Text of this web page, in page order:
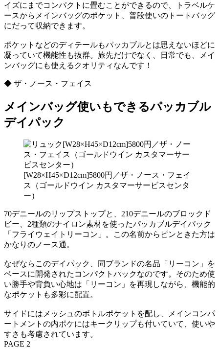
イズにまでコンパクトに畳むことができるので、トラベルケ
ースからメインバッグのポケット、普段使いのトートバッグ
にだって収納できます。
ポケットなどのディテールもパッカブルとは思えないほどに
凝っていて機能性も抜群。旅先だけでなく、日常でも、メイ
ンバッグにも使えるクオリティなんです！
◆ ザ・ノース・フェイス
メインバッグ使いもできるパッカブル
デイパック
[W28×H45×D12cm]5800円／ザ・ノース・フェイ
ス（ゴールドウイン カスタマーサービスセンタ
ー）
70デニールのリップストップと、210デニールのブロックド
ビー、2種類のナイロン素材を使ったパッカブルデイパック
「フライウェイトリーコン」。この名前からピンときた方は
かなりのノース通。
なぜならこのデイパック、同ブランドの名品「リーコン」を
ベースに開発されたコンパクトパックなのです。そのため使
い勝手や背負い心地は「リーコン」を再現しながら、機能的
なポケットも多彩に配置。
サイドにはメッシュのボトルポケットを配し、メインコンパ
ートメントの内ポケにはキークリップも付いていて、使いや
すさも考慮されています。
PAGE 2